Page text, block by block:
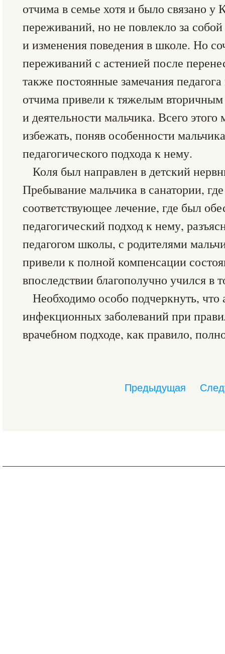
отчима в семье хотя и было связано у
переживаний, но не повлекло за
и изменения поведения в школе. Но
переживаний с астенией после
также постоянные замечания
отчима привели к тяжелым
и деятельности мальчика. Всего
избежать, поняв особенности
педагогического подхода к нему.
Коля был направлен в детский
Пребывание мальчика в санатории,
соответствующее лечение, где был
педагогический подход к нему,
педагогом школы, с родителями
привели к полной компенсации
впоследствии благополучно учился в
Необходимо особо подчеркнуть, что
инфекционных заболеваний при
врачебном подходе, как правило,
Предыдущая